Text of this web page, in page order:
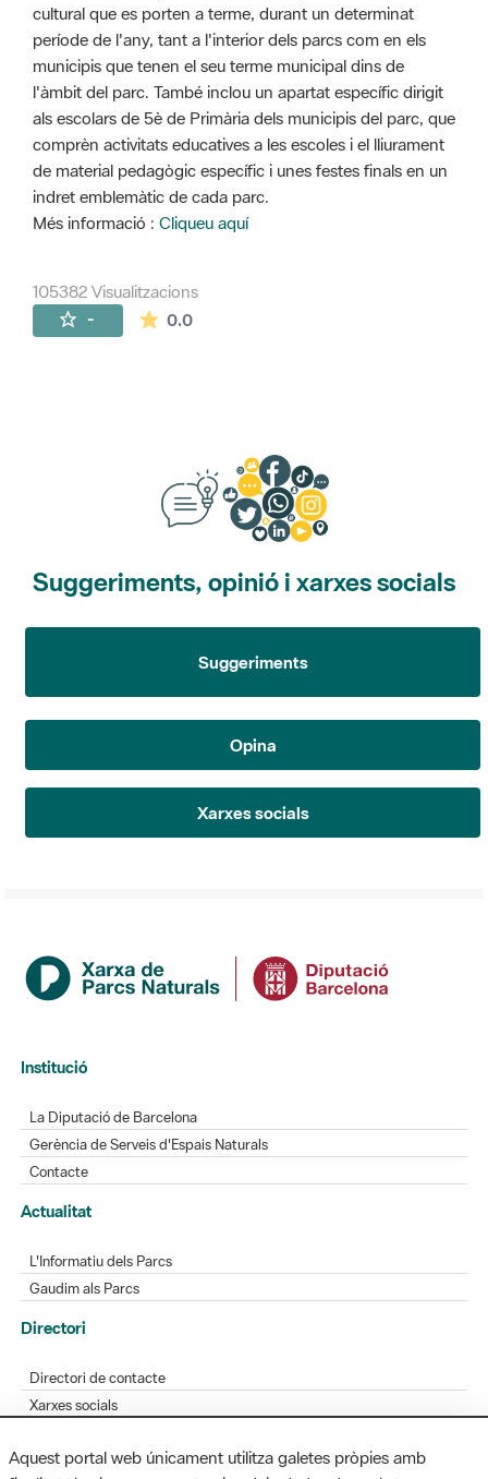
cultural que es porten a terme, durant un determinat
període de l'any, tant a l'interior dels parcs com en els
municipis que tenen el seu terme municipal dins de
l'àmbit del parc. També inclou un apartat específic dirigit
als escolars de 5è de Primària dels municipis del parc, que
comprèn activitats educatives a les escoles i el lliurament
de material pedagògic específic i unes festes finals en un
indret emblemàtic de cada parc.
Més informació : Cliqueu aquí
105382 Visualitzacions
- 0.0La mitjana de les valoracions és de 0
Suggeriments, opinió i xarxes socials
Suggeriments
Opina
Xarxes socials
Institució
La Diputació de Barcelona
Gerència de Serveis d'Espais Naturals
Contacte
Actualitat
L'Informatiu dels Parcs
Gaudim als Parcs
Directori
Directori de contacte
Xarxes socials
Bústia de suggeriments
Aquest portal web únicament utilitza galetes pròpies amb